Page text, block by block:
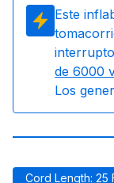
Este
de 6000
Los
Cord Length: 25